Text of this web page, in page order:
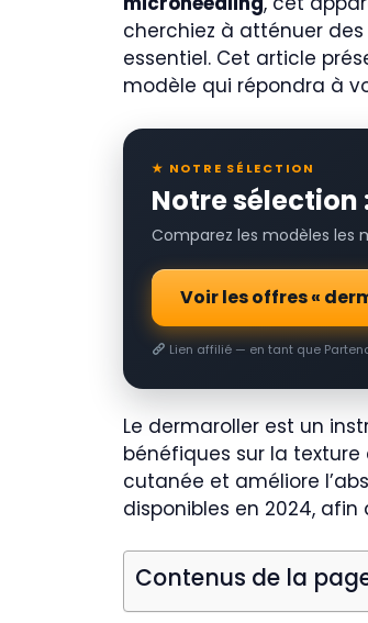
cherchiez à atténuer des
essentiel. Cet article
modèle qui répondra à
★ NOTRE SÉLECTION
Notre
Comparez les modèles les
Voir les offres «
Lien affilié — en tant que
Le dermaroller est un
bénéfiques sur la
cutanée et améliore
disponibles en 2024,
Contenus de la